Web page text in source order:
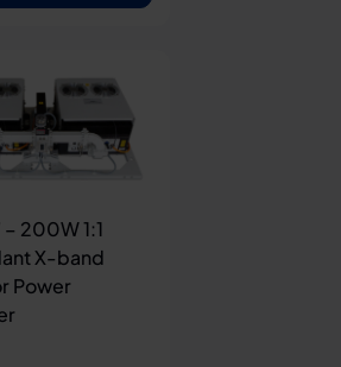
– 200W 1:1
X-band
Power